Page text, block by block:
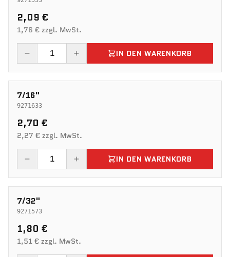
2,09 €
1,76 € zzgl. MwSt.
IN DEN WARENKORB
7/16"
9271633
2,70 €
2,27 € zzgl. MwSt.
IN DEN WARENKORB
7/32"
9271573
1,80 €
1,51 € zzgl. MwSt.